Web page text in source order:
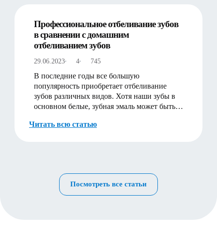
Профессиональное отбеливание зубов
в сравнении с домашним
отбеливанием зубов
29.06.2023 4 745
В последние годы все большую
популярность приобретает отбеливание
зубов различных видов. Хотя наши зубы в
основном белые, зубная эмаль может быть
Читать всю статью
Посмотреть все статьи